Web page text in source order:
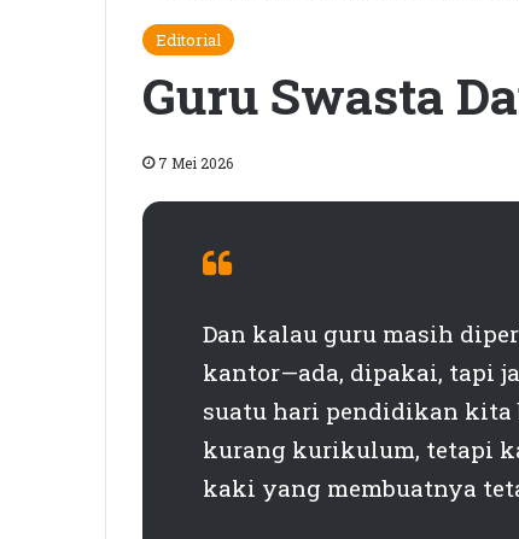
Editorial
Guru Swasta
7 Mei 2026
Dan kalau guru masih
kantor—ada, dipakai, tapi
suatu hari pendidikan kita
kurang kurikulum, tetapi
kaki yang membuatnya